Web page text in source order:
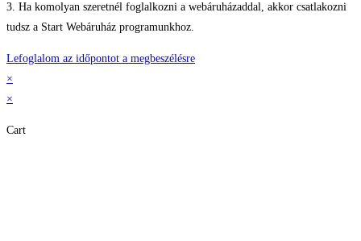
3. Ha komolyan szeretnél foglalkozni a webáruházaddal, akkor csatlakozni
tudsz a Start Webáruház programunkhoz.
Lefoglalom az időpontot a megbeszélésre
×
×
Cart